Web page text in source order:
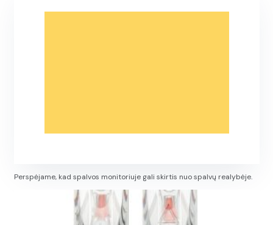
Perspėjame, kad spalvos monitoriuje gali skirtis nuo spalvų realybėje.